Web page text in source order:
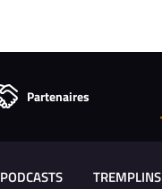
Partenaires
PODCASTS TREMPLINS